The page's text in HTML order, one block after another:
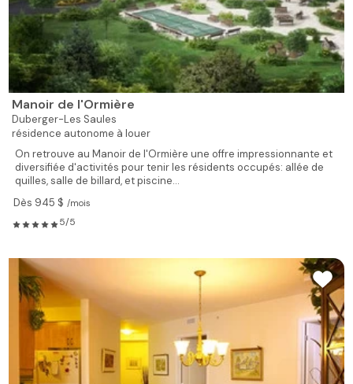
Manoir de l'Ormière
Duberger-Les Saules
résidence autonome à louer
On retrouve au Manoir de l'Ormière une offre impressionnante et
diversifiée d'activités pour tenir les résidents occupés: allée de
quilles, salle de billard, et piscine...
Dès 945 $ /mois
5/5